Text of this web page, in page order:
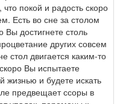
покой и радость скоро
Есть во сне за столом
Вы достигнете столь
других совсем
стол двигается каким-то
Вы испытаете
жизнью и будете искать
предвещает ссоры в